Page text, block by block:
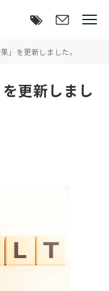
」を更新しました。
更新しまし